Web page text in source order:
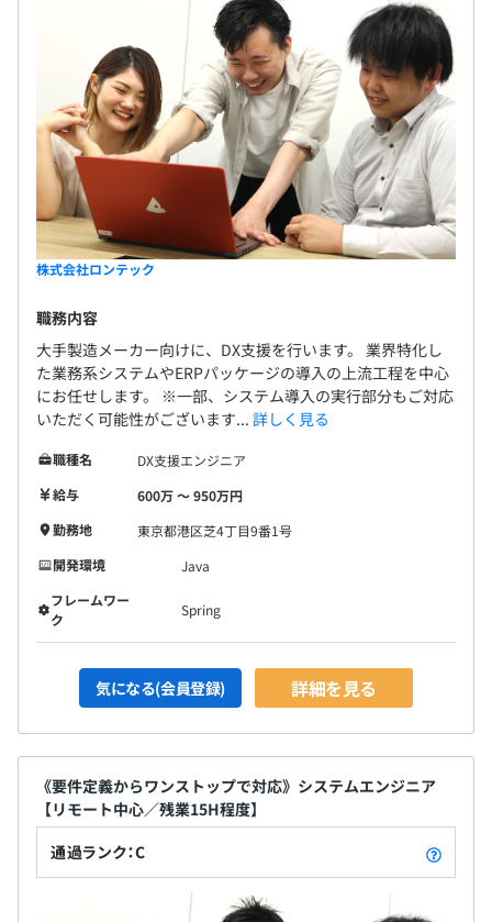
株式会社ロンテック
職務内容
大手製造メーカー向けに、DX支援を行います。 業界特化し
た業務系システムやERPパッケージの導入の上流工程を中心
にお任せします。 ※一部、システム導入の実行部分もご対応
いただく可能性がございます... 詳しく見る
職種名
DX支援エンジニア
給与
600万 〜 950万円
勤務地
東京都港区芝4丁目9番1号
開発環境
Java
フレームワー
ク
Spring
気になる(会員登録) 詳細を見る
《要件定義からワンストップで対応》システムエンジニア
【リモート中心／残業15H程度】
通過ランク：C